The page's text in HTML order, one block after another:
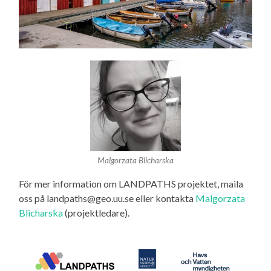
Malgorzata Blicharska
För mer information om LANDPATHS projektet, maila
oss på landpaths@geo.uu.se eller kontakta Malgorzata
Blicharska(projektledare).